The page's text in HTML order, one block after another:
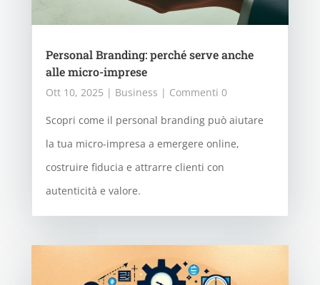
Personal Branding: perché serve anche
alle micro-imprese
Ott 10, 2025 | Business | Commenti 0
Scopri come il personal branding può aiutare
la tua micro-impresa a emergere online,
costruire fiducia e attrarre clienti con
autenticità e valore.